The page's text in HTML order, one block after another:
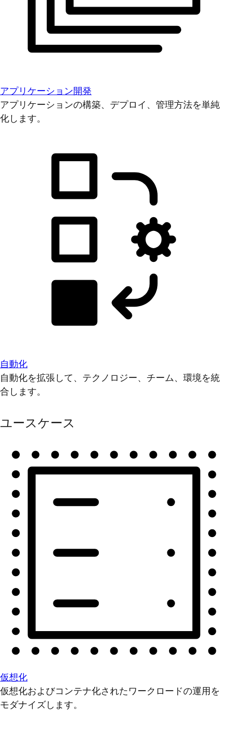
アプリケーション開発
アプリケーションの構築、デプロイ、管理方法を単純
化します。
自動化
自動化を拡張して、テクノロジー、チーム、環境を統
合します。
ユースケース
仮想化
仮想化およびコンテナ化されたワークロードの運用を
モダナイズします。